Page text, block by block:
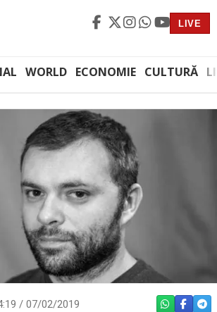
LIVE
WORLD ECONOMIE CULTURĂ
/ 07/02/2019 WHATSAPP